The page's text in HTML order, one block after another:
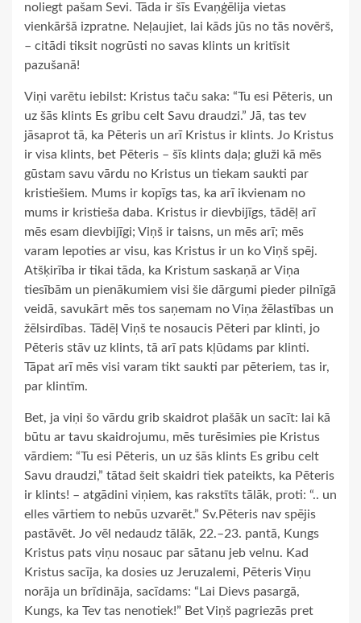
noliegt pašam Sevi. Tāda ir šīs Evaņģēlija vietas
vienkāršā izpratne. Neļaujiet, lai kāds jūs no tās novērš,
– citādi tiksit nogrūsti no savas klints un kritīsit
pazušanā!
Viņi varētu iebilst: Kristus taču saka: “Tu esi Pēteris, un
uz šās klints Es gribu celt Savu draudzi.” Jā, tas tev
jāsaprot tā, ka Pēteris un arī Kristus ir klints. Jo Kristus
ir visa klints, bet Pēteris – šīs klints daļa; gluži kā mēs
gūstam savu vārdu no Kristus un tiekam saukti par
kristiešiem. Mums ir kopīgs tas, ka arī ikvienam no
mums ir kristieša daba. Kristus ir dievbijīgs, tādēļ arī
mēs esam dievbijīgi; Viņš ir taisns, un mēs arī; mēs
varam lepoties ar visu, kas Kristus ir un ko Viņš spēj.
Atšķirība ir tikai tāda, ka Kristum saskaņā ar Viņa
tiesībām un pienākumiem visi šie dārgumi pieder pilnīgā
veidā, savukārt mēs tos saņemam no Viņa žēlastības un
žēlsirdības. Tādēļ Viņš te nosaucis Pēteri par klinti, jo
Pēteris stāv uz klints, tā arī pats kļūdams par klinti.
Tāpat arī mēs visi varam tikt saukti par pēteriem, tas ir,
par klintīm.
Bet, ja viņi šo vārdu grib skaidrot plašāk un sacīt: lai kā
būtu ar tavu skaidrojumu, mēs turēsimies pie Kristus
vārdiem: “Tu esi Pēteris, un uz šās klints Es gribu celt
Savu draudzi,” tātad šeit skaidri tiek pateikts, ka Pēteris
ir klints! – atgādini viņiem, kas rakstīts tālāk, proti: “.. un
elles vārtiem to nebūs uzvarēt.” Sv.Pēteris nav spējis
pastāvēt. Jo vēl nedaudz tālāk, 22.–23. pantā, Kungs
Kristus pats viņu nosauc par sātanu jeb velnu. Kad
Kristus sacīja, ka dosies uz Jeruzalemi, Pēteris Viņu
norāja un brīdināja, sacīdams: “Lai Dievs pasargā,
Kungs, ka Tev tas nenotiek!” Bet Viņš pagriezās pret